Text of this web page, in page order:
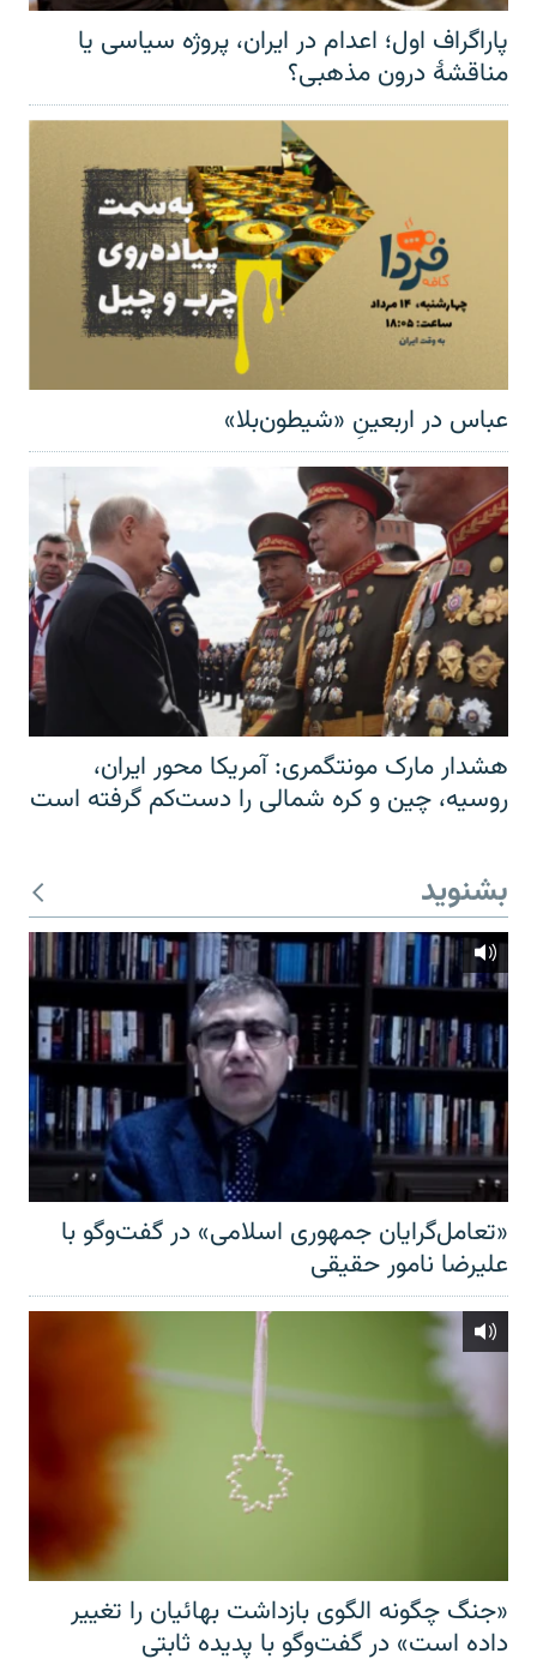
پاراگراف اول؛ اعدام در ایران، پروژه سیاسی یا
مناقشهٔ درون مذهبی؟
عباس در اربعینِ «شیطون‌بلا»
هشدار مارک مونتگمری: آمریکا محور ایران،
روسیه، چین و کره شمالی را دست‌کم گرفته است
بشنوید
«تعامل‌گرایان جمهوری اسلامی» در گفت‌وگو با
علیرضا نامور حقیقی
«جنگ چگونه الگوی بازداشت بهائیان را تغییر
داده است» در گفت‌وگو با پدیده ثابتی